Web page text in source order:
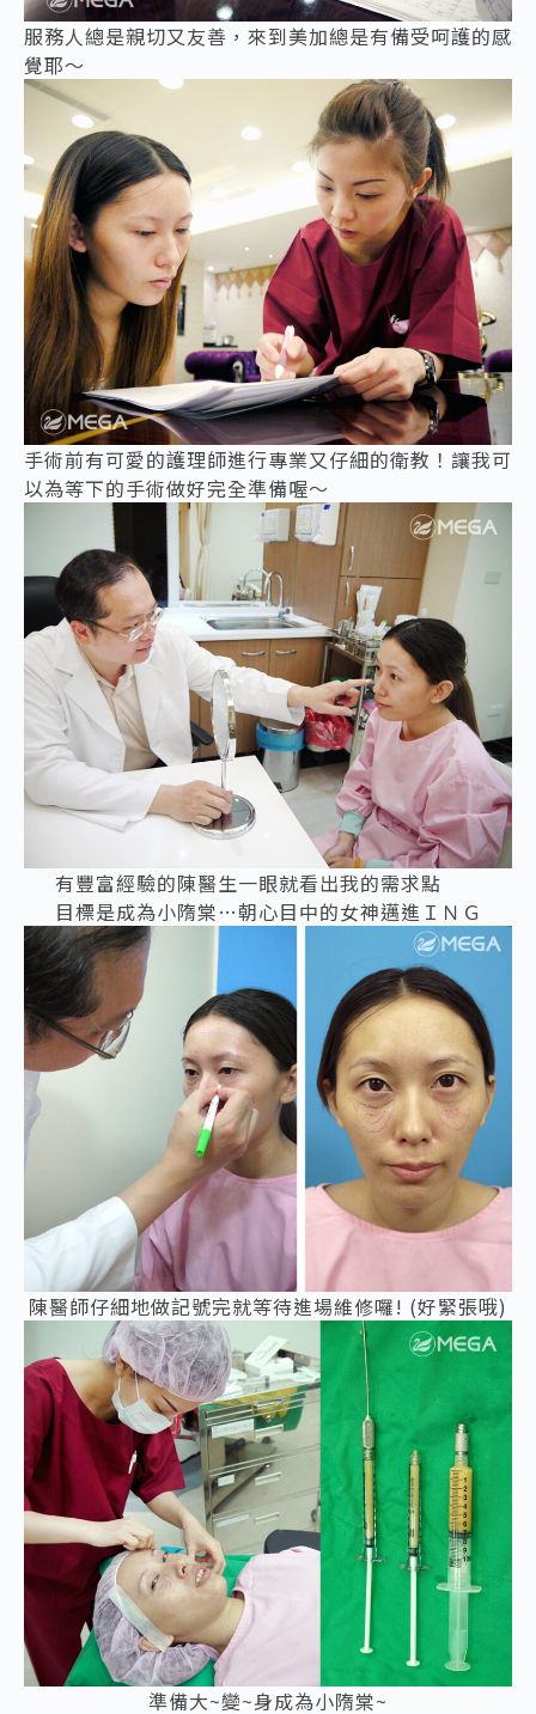
服務人總是親切又友善，來到美加總是有備受呵護的感
覺耶～
手術前有可愛的護理師進行專業又仔細的衛教！讓我可
以為等下的手術做好完全準備喔～
有豐富經驗的陳醫生一眼就看出我的需求點
目標是成為小隋棠…朝心目中的女神邁進ＩＮＧ
陳醫師仔細地做記號完就等待進場維修囉! (好緊張哦)
準備大~變~身成為小隋棠~